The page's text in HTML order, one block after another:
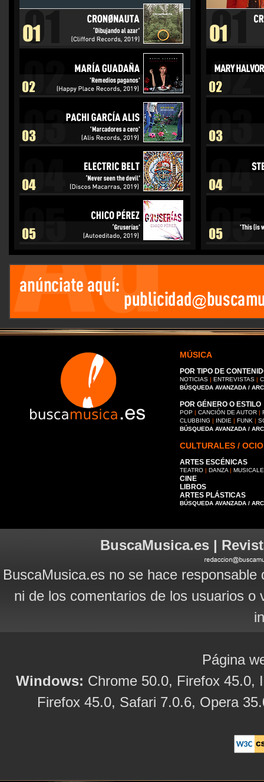
MÚSICA
POR TIPO DE
NOTICIAS | ENTREVISTAS |
BÚSQUEDA AVANZADA /
POR GÉNERO O ESTILO
POP | CANCIÓN DE AUTOR |
CLUBBING | INDIE | FUNK |
BÚSQUEDA AVANZADA /
CULTURALES / OCIO
ARTES ESCÉNICAS
TEATRO | DANZA |
CINE
LIBROS
ARTES PLÁSTICAS
BÚSQUEDA AVANZADA /
BuscaMusica.es |
BuscaMusica.es no se hace
ni de los comentarios de los usuarios
Página
Windows: Chrome 50.0, Firefox 45.0,
Firefox 45.0, Safari 7.0.6, Opera